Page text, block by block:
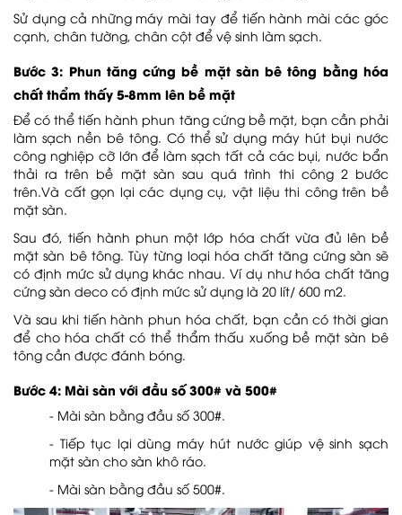
Sử dụng cả những máy mài tay để tiến hành mài các góc
cạnh, chân tường, chân cột để vệ sinh làm sạch.
Bước 3: Phun tăng cứng bề mặt sàn bê tông bằng hóa
chất thẩm thấy 5-8mm lên bề mặt
Để có thể tiến hành phun tăng cứng bề mặt, bạn cần phải
làm sạch nền bê tông. Có thể sử dụng máy hút bụi nước
công nghiệp cỡ lớn để làm sạch tất cả các bụi, nước bẩn
thải ra trên bề mặt sàn sau quá trình thi công 2 bước
trên.Và cất gọn lại các dụng cụ, vật liệu thi công trên bề
mặt sàn.
Sau đó, tiến hành phun một lớp hóa chất vừa đủ lên bề
mặt sàn bê tông. Tùy từng loại hóa chất tăng cứng sàn sẽ
có định mức sử dụng khác nhau. Ví dụ như hóa chất tăng
cứng sàn deco có định mức sử dụng là 20 lít/ 600 m2.
Và sau khi tiến hành phun hóa chất, bạn cần có thời gian
để cho hóa chất có thể thẩm thấu xuống bề mặt sàn bê
tông cần được đánh bóng.
Bước 4: Mài sàn với đầu số 300# và 500#
- Mài sàn bằng đầu số 300#.
- Tiếp tục lại dùng máy hút nước giúp vệ sinh sạch
mặt sàn cho sàn khô ráo.
- Mài sàn bằng đầu số 500#.